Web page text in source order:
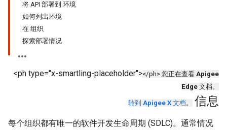
将 API 部署到 环境
如何列出环境
在 组织
探索部署情况
<ph type="x-smartling-placeholder"></ph> 您正在查看 Apigee
Edge 文档。
转到 Apigee X 文档。 信息
每个组织都有唯一的软件开发生命周期 (SDLC)。通常情况